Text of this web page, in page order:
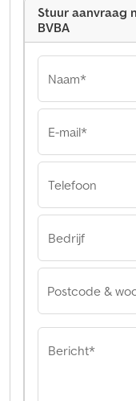
Stuur aanvraag
BVBA
Naam*
E-mail*
Telefoon
Bedrijf
Postcode &
Bericht*